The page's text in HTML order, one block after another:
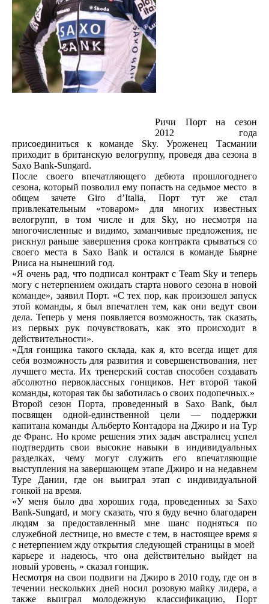
Ричи Порт на сезон
2012 года
присоединиться к команде Sky. Уроженец Тасмании
приходит в британскую велогруппу, проведя два сезона в
Saxo Bank-Sungard.
После своего впечатляющего дебюта прошлогоднего
сезона, который позволил ему попасть на седьмое место в
общем зачете Giro d’Italia, Порт тут же стал
привлекательным «товаром» для многих известных
велогрупп, в том числе и для Sky, но несмотря на
многочисленные и видимо, заманчивые предложения, не
рискнул раньше завершения срока контракта срываться со
своего места в Saxo Bank и остался в команде Бьярне
Рииса на нынешний год.
«Я очень рад, что подписал контракт с Team Sky и теперь
могу с нетерпением ожидать старта нового сезона в новой
команде», заявил Порт. «С тех пор, как произошел запуск
этой команды, я был впечатлен тем, как они ведут свои
дела. Теперь у меня появляется возможность, так сказать,
из первых рук почувствовать, как это происходит в
действительности».
«Для гонщика такого склада, как я, кто всегда ищет для
себя возможность для развития и совершенствования, нет
лучшего места. Их тренерский состав способен создавать
абсолютно первоклассных гонщиков. Нет второй такой
команды, которая так бы заботилась о своих подопечных.»
Второй сезон Порта, проведенный в Saxo Bank, был
посвящен одной-единственной цели — поддержки
капитана команды Альберто Контадора на Джиро и на Тур
де Франс. Но кроме решения этих задач австралиец успел
подтвердить свои высокие навыки в индивидуальных
разделках, чему могут служить его впечатляющие
выступления на завершающем этапе Джиро и на недавнем
Туре Дании, где он выиграл этап с индивидуальной
гонкой на время.
«У меня было два хороших года, проведенных за Saxo
Bank-Sungard, и могу сказать, что я буду вечно благодарен
людям за предоставленный мне шанс подняться по
служебной лестнице, но вместе с тем, в настоящее время я
с нетерпением жду открытия следующей страницы в моей
карьере и надеюсь, что она действительно выйдет на
новый уровень, » сказал гонщик.
Несмотря на свои подвиги на Джиро в 2010 году, где он в
течении нескольких дней носил розовую майку лидера, а
также выиграл молодежную классификацию, Порт